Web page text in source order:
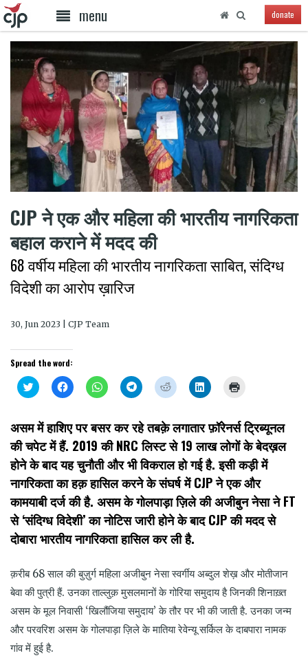
menu donate
CJP ने एक और महिला की भारतीय नागरिकता
बहाल कराने में मदद की
68 वर्षीय महिला की भारतीय नागरिकता साबित, संदिग्ध
विदेशी का आरोप ख़ारिज
30, Jun 2023 | CJP Team
Spread the word:
Click
to
Twitter
(Opens
in
new
window)
Click
to
(Opens
in
new
window)
Click
to
(Opens
in
new
window)
Click
to
Telegram
(Opens
in
new
window)
Click
to
(Opens
in
new
window)
Click
to
LinkedIn
(Opens
new
window)
in
new
window)
असम में हाशिए पर बसर कर रहे तबक़े लगातार फ़ॉरेनर्स ट्रिब्यूनल
की चपेट में हैं. 2019 की NRC लिस्ट से 19 लाख लोगों के बेदख़ल
होने के बाद यह चुनौती और भी विकराल हो गई है. इसी कड़ी में
नागरिकता का हक़ हासिल करने के संघर्ष में CJP ने एक और
कामयाबी दर्ज की है. असम के गोलपाड़ा ज़िले की अजीबुन नेसा ने FT
से ‘संदिग्ध विदेशी’ का नोटिस जारी होने के बाद CJP की मदद से
दोबारा भारतीय नागरिकता हासिल कर ली है.
क़रीब 68 साल की बुज़ुर्ग महिला अजीबुन नेसा स्वर्गीय अब्दुल शेख़ और मोतीजान
बेवा की पुत्री हैं. उनका ताल्लुक़ मुसलमानों के गोरिया समुदाय है जिनकी शिनाख़्त
असम के मूल निवासी ‘खिलौंजिया समुदाय’ के तौर पर भी की जाती है. उनका जन्म
और परवरिश असम के गोलपाड़ा ज़िले के मातिया रेवेन्यू सर्किल के दाबपारा नामक
गांव में हुई है.